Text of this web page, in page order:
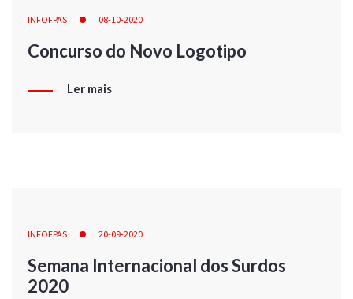
INFOFPAS 08-10-2020
Concurso do Novo Logotipo
Ler mais
INFOFPAS 20-09-2020
Semana Internacional dos Surdos
2020